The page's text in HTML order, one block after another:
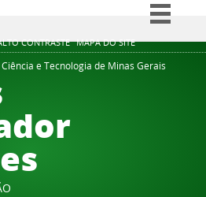
CONTRASTE MAPA DO SITE
Simplifique!
Comunica BR
e Tecnologia de Minas Gerais